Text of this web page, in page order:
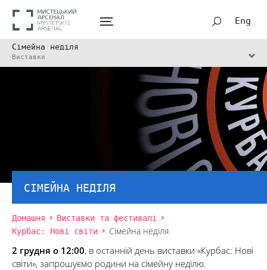
Eng
Сімейна неділя
Виставки
СІМЕЙНА НЕДІЛЯ
Домашня
Виставки та фестивалі
Курбас: Нові світи
Сімейна неділя
2 грудня о 12:00, в останній день виставки «Курбас: Нові
світи», запрошуємо родини на сімейну неділю.